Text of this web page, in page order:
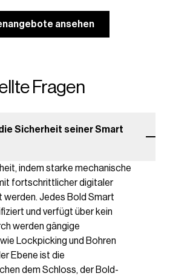
ansehen
Fragen
Sicherheit seiner Smart
indem starke mechanische
fortschrittlicher digitaler
werden. Jedes Bold Smart
und verfügt über kein
werden gängige
Lockpicking und Bohren
Ebene ist die
dem Schloss, der Bold-